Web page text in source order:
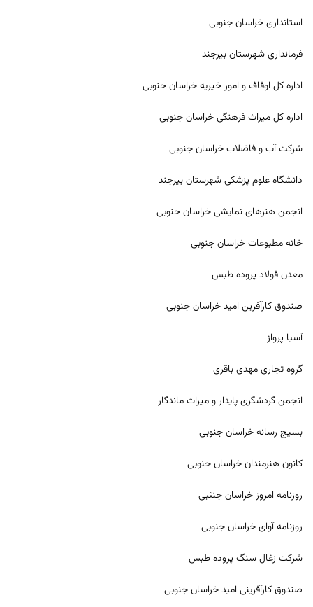
استانداری خراسان جنوبی
فرمانداری شهرستان بیرجند
اداره کل اوقاف و امور خیریه خراسان جنوبی
اداره کل میراث فرهنگی خراسان جنوبی
شرکت آب و فاضلاب خراسان جنوبی
دانشگاه علوم پزشکی شهرستان بیرجند
انجمن هنرهای نمایشی خراسان جنوبی
خانه مطبوعات خراسان جنوبی
معدن فولاد پروده طبس
صندوق کارآفرین امید خراسان جنوبی
آسیا پرواز
گروه تجاری مهدی باقری
انجمن گردشگری پایدار و میراث ماندگار
بسیج رسانه خراسان جنوبی
کانون هنرمندان خراسان جنوبی
روزنامه امروز خراسان جنئبی
روزنامه آوای خراسان جنوبی
شرکت زغال سنگ پروده طبس
صندوق کارآفرینی امید خراسان جنوبی